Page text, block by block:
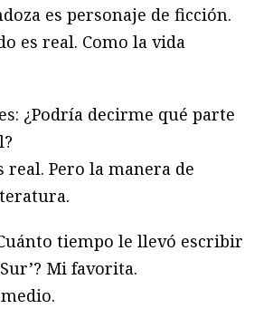
es personaje de ficción.
es real. Como la vida
¿Podría decirme qué parte
real. Pero la manera de
tiempo le llevó escribir
Mi favorita.